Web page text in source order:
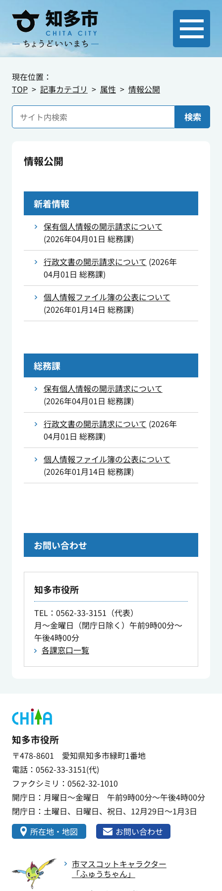
現在位置：
TOP
記事カテゴリ 属性 情報公開
検索
情報公開
新着情報
保有個人情報の開示請求について
(2026年04月01日 総務課)
行政文書の開示請求について (2026年
04月01日 総務課)
個人情報ファイル簿の公表について
(2026年01月14日 総務課)
総務課
保有個人情報の開示請求について
(2026年04月01日 総務課)
行政文書の開示請求について (2026年
04月01日 総務課)
個人情報ファイル簿の公表について
(2026年01月14日 総務課)
お問い合わせ
知多市役所
TEL：0562-33-3151（代表）
月～金曜日（閉庁日除く）午前9時00分～
午後4時00分
各課窓口一覧
知多市役所
〒478-8601 愛知県知多市緑町1番地
電話：0562-33-3151(代)
ファクシミリ：0562-32-1010
開庁日：月曜日～金曜日 午前9時00分～午後4時00分
閉庁日：土曜日、日曜日、祝日、12月29日～1月3日
所在地・地図
お問い合わせ
市マスコットキャラクター
「ふゅうちゃん」